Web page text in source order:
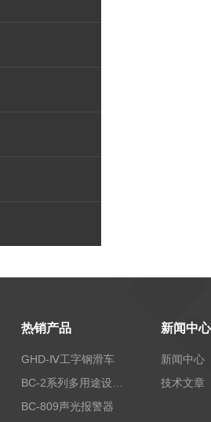
热销产品
GHD-Ⅳ工字钢滑车
BC-809声光报警器
新闻中心
新闻中心
技术文章